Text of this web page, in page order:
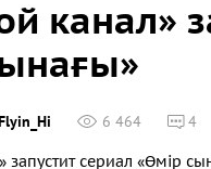
канал»
6 464 4